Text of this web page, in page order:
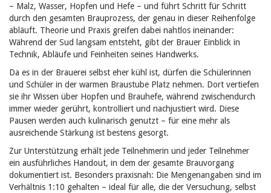
– Malz, Wasser, Hopfen und Hefe – und führt Schritt für Schritt
durch den gesamten Brauprozess, der genau in dieser Reihenfolge
abläuft. Theorie und Praxis greifen dabei nahtlos ineinander:
Während der Sud langsam entsteht, gibt der Brauer Einblick in
Technik, Abläufe und Feinheiten seines Handwerks.
Da es in der Brauerei selbst eher kühl ist, dürfen die Schülerinnen
und Schüler in der warmen Braustube Platz nehmen. Dort vertiefen
sie ihr Wissen über Hopfen und Brauhefe, während zwischendurch
immer wieder gerührt, kontrolliert und nachjustiert wird. Diese
Pausen werden auch kulinarisch genutzt – für eine mehr als
ausreichende Stärkung ist bestens gesorgt.
Zur Unterstützung erhält jede Teilnehmerin und jeder Teilnehmer
ein ausführliches Handout, in dem der gesamte Brauvorgang
dokumentiert ist. Besonders praxisnah: Die Mengenangaben sind im
Verhältnis 1:10 gehalten – ideal für alle, die der Versuchung, selbst